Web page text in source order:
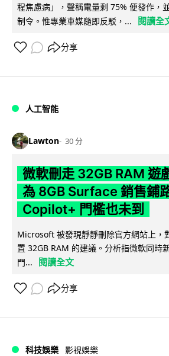
程焦慮病」，聲稱電量剩 75% 便發作，
制令。惟專業車媒隨即反駁，...
閱讀全
分享
人工智能
Lawton 30 分
微軟刪走 32GB RAM 遊
為 8GB Surface 銷售鋪
Copilot+ 門檻也未到
Microsoft 被發現靜靜刪除官方網站上，
置 32GB RAM 的建議。分析指微軟同時
門...
閱讀全文
分享
科技娛樂 影視娛樂